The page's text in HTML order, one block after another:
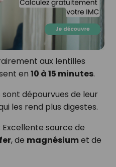
aux lentilles
en 10 à 15 minutes.
sont dépourvues de leur
les rend plus digestes.
source de
fer, de magnésiumet de